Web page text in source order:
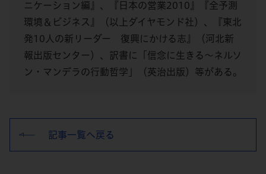
ニケーション編』、『日本の営業2010』『全予測
環境＆ビジネス』（以上ダイヤモンド社）、『東北
発10人の新リーダー 復興にかける志』（河北新
報出版センター）、訳書に「信念に生きる～ネルソ
ン・マンデラの行動哲学」（英治出版）等がある。
記事一覧へ戻る